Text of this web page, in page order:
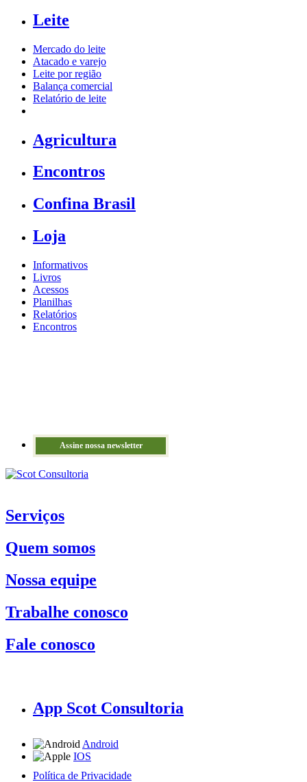
Leite
Mercado do leite
Atacado e varejo
Leite por região
Balança comercial
Relatório de leite
Agricultura
Encontros
Confina Brasil
Loja
Informativos
Livros
Acessos
Planilhas
Relatórios
Encontros
Assine nossa newsletter
Serviços
Quem somos
Nossa equipe
Trabalhe conosco
Fale conosco
App Scot Consultoria
Android
IOS
Política de Privacidade